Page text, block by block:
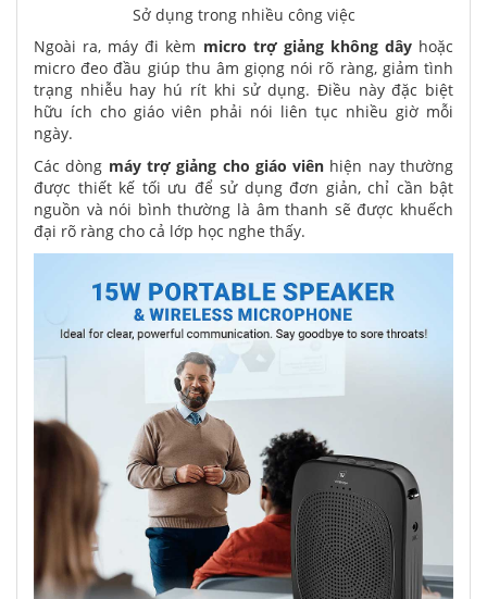
Sở dụng trong nhiều công việc
Ngoài ra, máy đi kèm micro trợ giảng không dâyhoặc
micro đeo đầu giúp thu âm giọng nói rõ ràng, giảm tình
trạng nhiễu hay hú rít khi sử dụng. Điều này đặc biệt
hữu ích cho giáo viên phải nói liên tục nhiều giờ mỗi
ngày.
Các dòng máy trợ giảng cho giáo viên hiện nay thường
được thiết kế tối ưu để sử dụng đơn giản, chỉ cần bật
nguồn và nói bình thường là âm thanh sẽ được khuếch
đại rõ ràng cho cả lớp học nghe thấy.